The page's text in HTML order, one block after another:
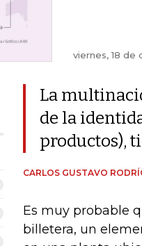
viernes, 18
La
de la
productos),
CARLOS GUSTAVO
Es muy probable
billetera, un